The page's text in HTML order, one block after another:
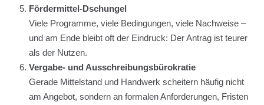
Fördermittel-Dschungel
Viele Programme, viele Bedingungen, viele Nachweise –
und am Ende bleibt oft der Eindruck: Der Antrag ist teurer
als der Nutzen.
Vergabe- und Ausschreibungsbürokratie
Gerade Mittelstand und Handwerk scheitern häufig nicht
am Angebot, sondern an formalen Anforderungen, Fristen